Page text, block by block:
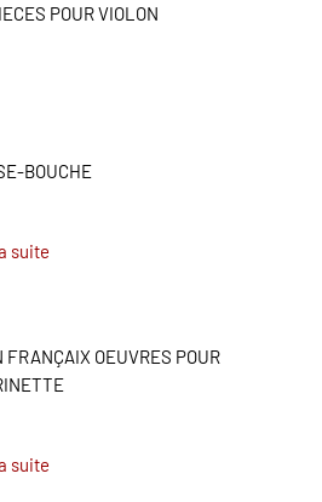
POUR VIOLON
BOUCHE
suite
FRANÇAIX OEUVRES POUR
suite